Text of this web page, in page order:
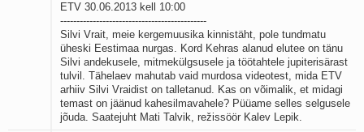
ETV 30.06.2013 kell 10:00
---------------------------------------------
Silvi Vrait, meie kergemuusika kinnistäht, pole tundmatu
üheski Eestimaa nurgas. Kord Kehras alanud elutee on tänu
Silvi andekusele, mitmekülgsusele ja töötahtele jupiterisärast
tulvil. Tähelaev mahutab vaid murdosa videotest, mida ETV
arhiiv Silvi Vraidist on talletanud. Kas on võimalik, et midagi
temast on jäänud kahesilmavahele? Püüame selles selgusele
jõuda. Saatejuht Mati Talvik, režissöör Kalev Lepik.